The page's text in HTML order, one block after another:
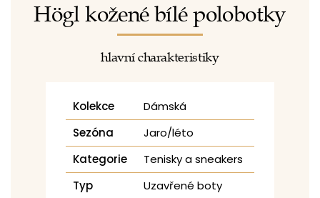
Högl kožené bílé polobotky
hlavní charakteristiky
Kolekce
Dámská
Sezóna
Jaro/léto
Kategorie
Tenisky a sneakers
Typ
Uzavřené boty